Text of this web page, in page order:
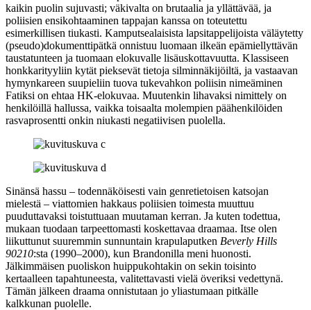
kaikin puolin sujuvasti; väkivalta on brutaalia ja yllättävää, ja
poliisien ensikohtaaminen tappajan kanssa on toteutettu
esimerkillisen tiukasti. Kamputsealaisista lapsitappelijoista väläytetty
(pseudo)dokumenttipätkä onnistuu luomaan ilkeän epämiellyttävän
taustatunteen ja tuomaan elokuvalle lisäuskottavuutta. Klassiseen
honkkarityyliin kytät pieksevät tietoja silminnäkijöiltä, ja vastaavan
hymynkareen suupieliin tuova tukevahkon poliisin nimeäminen
Fatiksi on ehtaa HK‑elokuvaa. Muutenkin lihavaksi nimittely on
henkilöillä hallussa, vaikka toisaalta molempien päähenkilöiden
rasvaprosentti onkin niukasti negatiivisen puolella.
Sinänsä hassu – todennäköisesti vain genretietoisen katsojan
mielestä – viattomien hakkaus poliisien toimesta muuttuu
puuduttavaksi toistuttuaan muutaman kerran. Ja kuten todettua,
mukaan tuodaan tarpeettomasti koskettavaa draamaa. Itse olen
liikuttunut suuremmin sunnuntain krapulaputken Beverly Hills
90210:sta (1990–2000), kun Brandonilla meni huonosti.
Jälkimmäisen puoliskon huippukohtakin on sekin toisinto
kertaalleen tapahtuneesta, valitettavasti vielä överiksi vedettynä.
Tämän jälkeen draama onnistutaan jo yliastumaan pitkälle
kalkkunan puolelle.